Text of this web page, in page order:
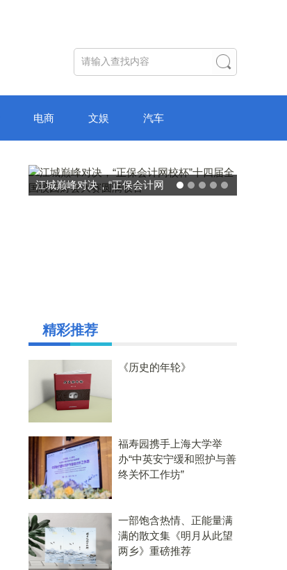
电商 文娱 汽车
破局“纸面教育”：理想树AI自
精彩推荐
《历史的年轮》
福寿园携手上海大学举
办“中英安宁缓和照护与善
终关怀工作坊”
一部饱含热情、正能量满
满的散文集《明月从此望
两乡》重磅推荐